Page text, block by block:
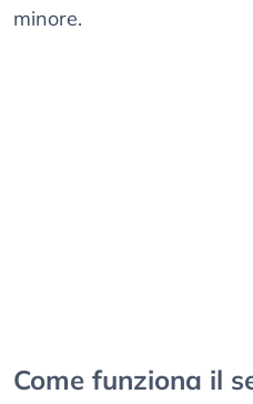
minore.
Come funziona il